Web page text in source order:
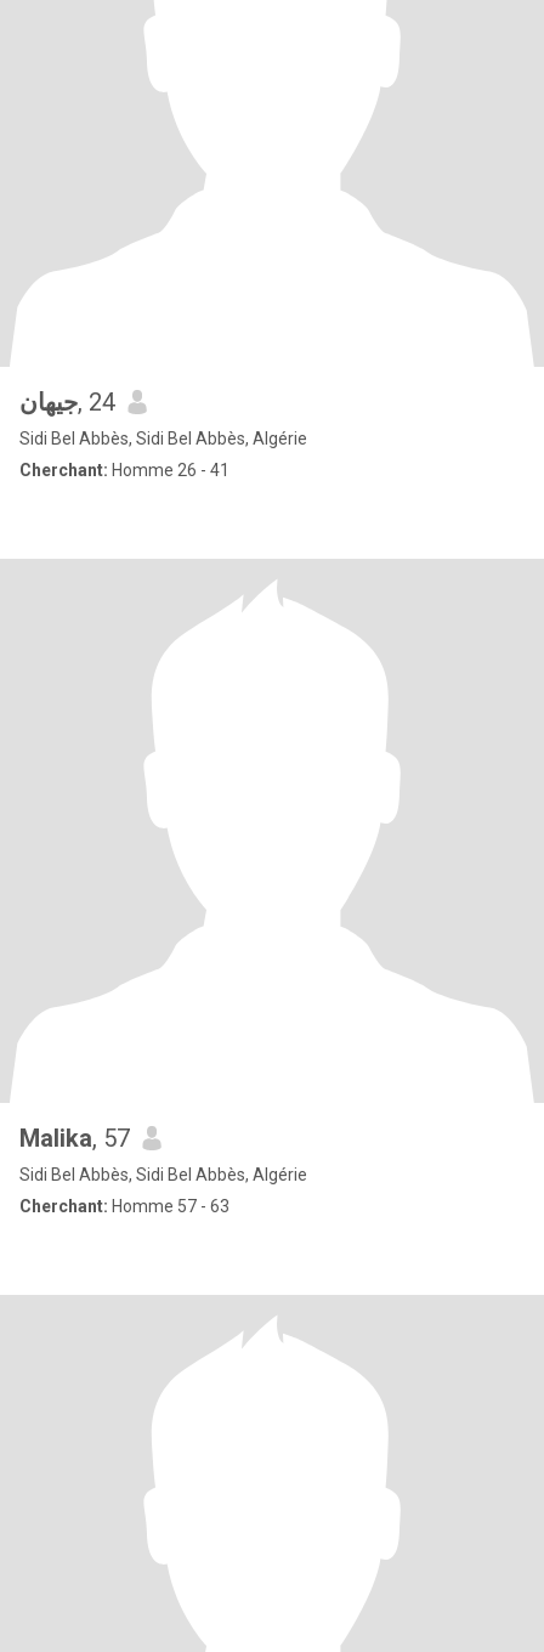
جيهان, 24
Sidi Bel Abbès, Sidi Bel Abbès, Algérie
Cherchant: Homme 26 - 41
Malika, 57
Sidi Bel Abbès, Sidi Bel Abbès, Algérie
Cherchant: Homme 57 - 63